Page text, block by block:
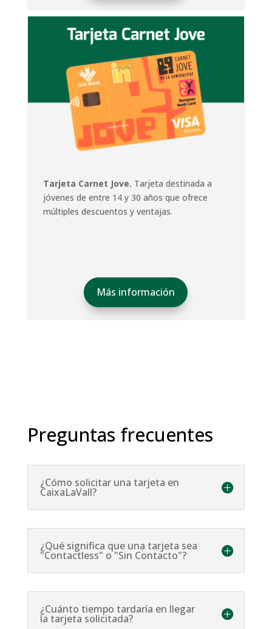
Tarjeta Carnet Jove. Tarjeta destinada a
jóvenes de entre 14 y 30 años que ofrece
múltiples descuentos y ventajas.
Más información
Preguntas frecuentes
¿Cómo solicitar una tarjeta en
CaixaLaVall?
¿Qué significa que una tarjeta sea
"Contactless" o "Sin Contacto"?
¿Cuánto tiempo tardaría en llegar
la tarjeta solicitada?